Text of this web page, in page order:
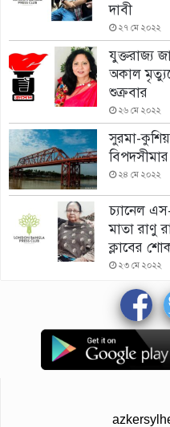
দাবী
২৭ মে ২০২২
যুক্তরাজ্য
অকাল
শুক্রবার
২৬ মে ২০২২
সুরমা-
বিপদসীমার
২৪ মে ২০২২
চ্যানেল
মাতা রাণু
ক্লাবের
২৩ মে ২০২২